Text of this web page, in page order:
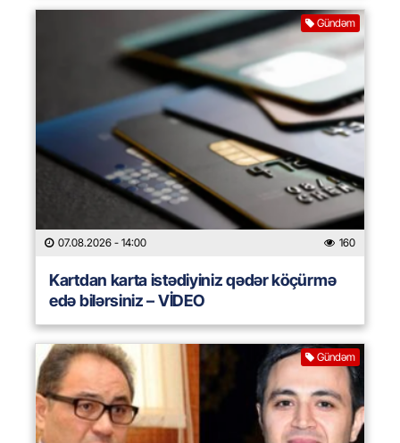
Gündəm
07.08.2026 - 14:00 160
Kartdan karta istədiyiniz qədər köçürmə
edə bilərsiniz – VİDEO
Gündəm